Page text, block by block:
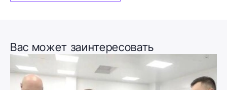
Вас может заинтересовать